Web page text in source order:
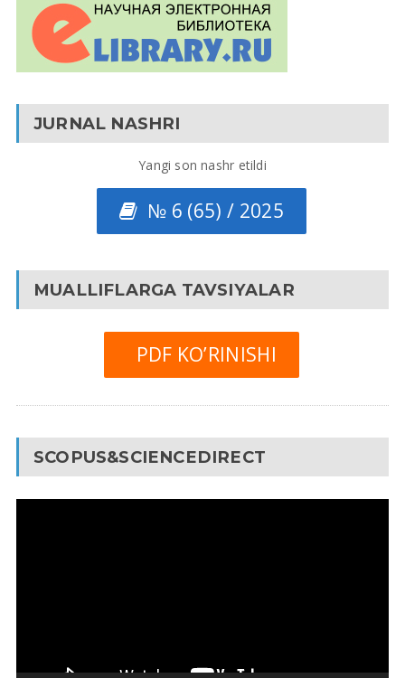
JURNAL NASHRI
Yangi son nashr etildi
№ 6 (65) / 2025
MUALLIFLARGA TAVSIYALAR
PDF KO’RINISHI
SCOPUS&SCIENCEDIRECT